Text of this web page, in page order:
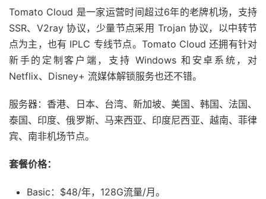
Tomato Cloud 是一家运营时间超过6年的老牌机场，支持
SSR、V2ray 协议，少量节点采用 Trojan 协议，以中转节
点为主，也有 IPLC 专线节点。Tomato Cloud 还拥有针对
新手的定制客户端，支持 Windows 和安卓系统，对
Netflix、Disney+ 流媒体解锁服务也还不错。
服务器：香港、日本、台湾、新加坡、美国、韩国、法国、
泰国、印度、俄罗斯、马来西亚、印度尼西亚、越南、菲律
宾、南非机场节点。
套餐价格：
Basic：$48/年，128G流量/月。